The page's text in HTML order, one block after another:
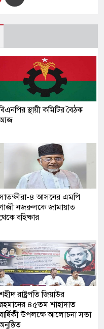
স্থায়ী কমিটির বৈঠক
৪ আসনের এমপি
নজরুলকে জামায়াত
বহিষ্কার
রাষ্ট্রপতি জিয়াউর
৪৫তম শাহাদাত
উপলক্ষে আলোচনা সভা